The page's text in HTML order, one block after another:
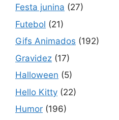
Festa junina (27)
Futebol (21)
Gifs Animados (192)
Gravidez (17)
Halloween (5)
Hello Kitty (22)
Humor (196)